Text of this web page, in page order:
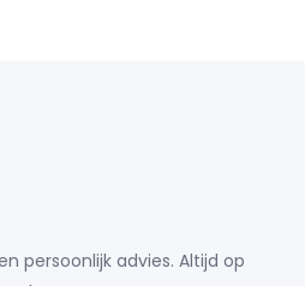
persoonlijk advies. Altijd op